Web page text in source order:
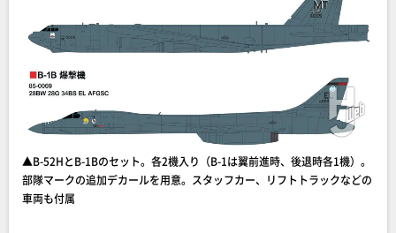
▲B-52HとB-1Bのセット。各2機入り（B-1は翼前進時、後退時各1機）。
部隊マークの追加デカールを用意。スタッフカー、リフトトラックなどの
車両も付属